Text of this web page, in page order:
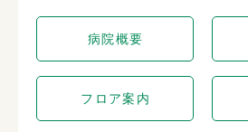
病院概要
フロア案内